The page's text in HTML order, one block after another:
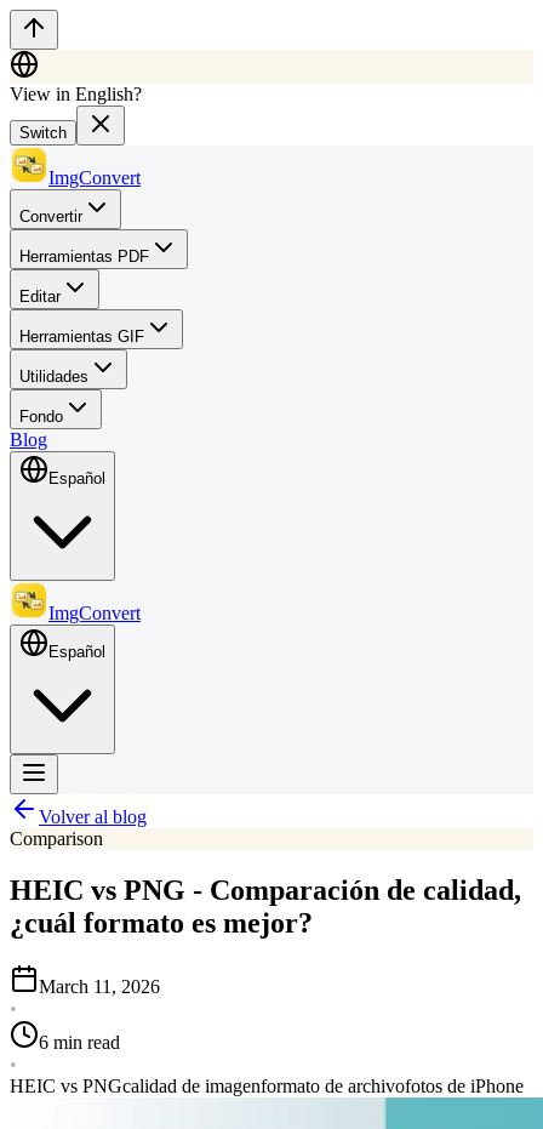
View in English?
Switch
ImgConvert
Convertir
Herramientas PDF
Editar
Herramientas GIF
Utilidades
Fondo
Blog
Español
ImgConvert
Español
Volver al blog
Comparison
HEIC vs PNG - Comparación de calidad,
¿cuál formato es mejor?
March 11, 2026
•
6 min read
•
HEIC vs PNGcalidad de imagenformato de archivofotos de iPhone